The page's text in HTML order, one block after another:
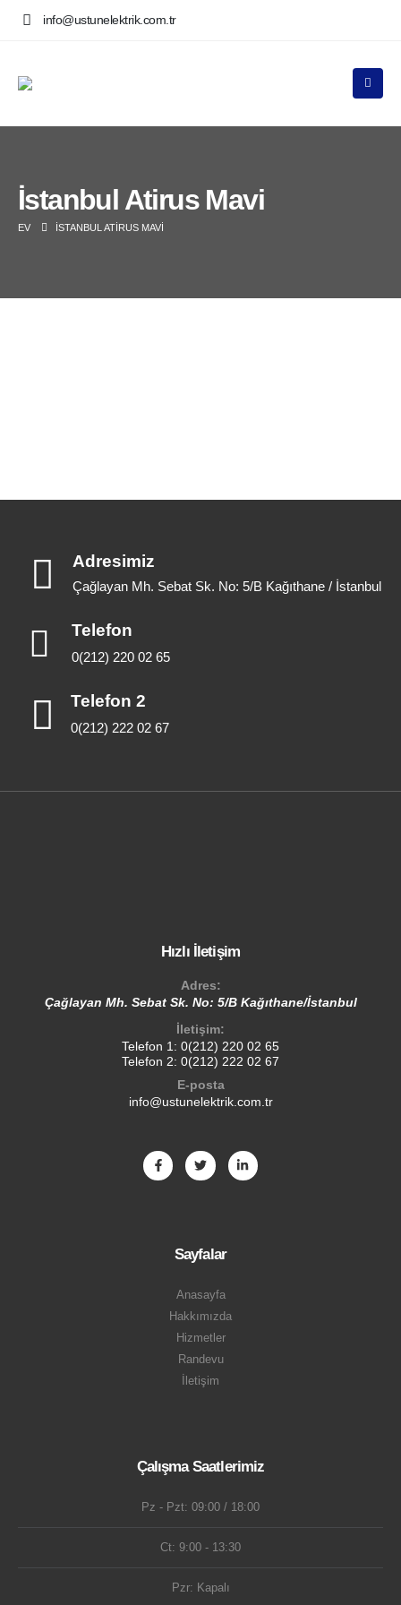
info@ustunelektrik.com.tr
İstanbul Atirus Mavi
EV İSTANBUL ATIRUS MAVI
Adresimiz
Çağlayan Mh. Sebat Sk. No: 5/B Kağıthane / İstanbul
Telefon
0(212) 220 02 65
Telefon 2
0(212) 222 02 67
Hızlı İletişim
Adres:
Çağlayan Mh. Sebat Sk. No: 5/B Kağıthane/İstanbul
İletişim:
Telefon 1: 0(212) 220 02 65
Telefon 2: 0(212) 222 02 67
E-posta
info@ustunelektrik.com.tr
Sayfalar
Anasayfa
Hakkımızda
Hizmetler
Randevu
İletişim
Çalışma Saatlerimiz
Pz - Pzt: 09:00 / 18:00
Ct: 9:00 - 13:30
Pzr: Kapalı